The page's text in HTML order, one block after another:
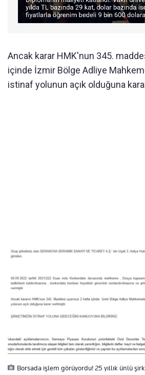
Ancak karar HMK'nun 345.
içinde İzmir Bölge Adliye
istinaf yolunun açık olduğuna
Borsada işlem görüyordu! 25 yıllık ünlü